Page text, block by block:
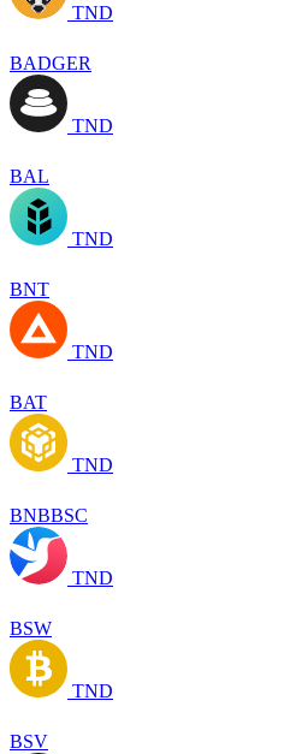
TND
BADGER
TND
BAL
TND
BNT
TND
BAT
TND
BNBBSC
TND
BSW
TND
BSV